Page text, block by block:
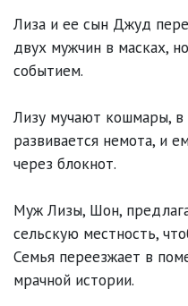
Лиза и ее сын Джуд
двух мужчин в масках,
событием.
Лизу мучают кошмары,
развивается немота, и
через блокнот.
Муж Лизы, Шон,
сельскую местность,
Семья переезжает в
мрачной истории.